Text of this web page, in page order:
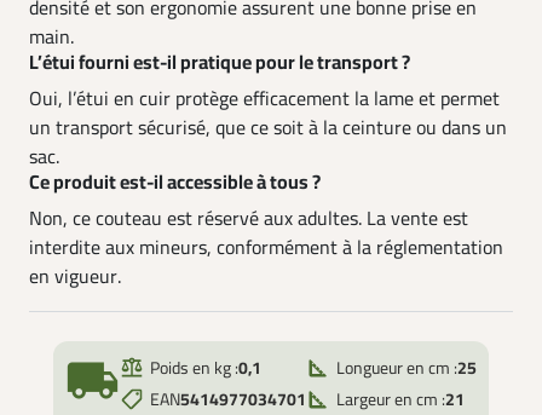
densité et son ergonomie assurent une bonne prise en
main.
L’étui fourni est-il pratique pour le transport ?
Oui, l’étui en cuir protège efficacement la lame et permet
un transport sécurisé, que ce soit à la ceinture ou dans un
sac.
Ce produit est-il accessible à tous ?
Non, ce couteau est réservé aux adultes. La vente est
interdite aux mineurs, conformément à la réglementation
en vigueur.
local_shipping Poids en kg :0,1
EAN5414977034701
Longueur en cm :25
Largeur en cm :21